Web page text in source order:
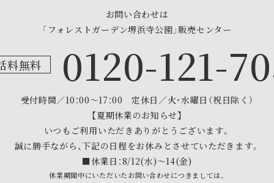
お問い合わせは
「フォレストガーデン堺浜寺公園」販売センター
料無料 0120-121-
受付時間／10：00～17：00
定休日／火・水曜日（祝日除く）
【夏期休業のお知らせ】
いつもご利用いただきありがとうございます。
誠に勝手ながら、下記の日程をお休みとさせていただきます。
■休業日：8/12(水)～14(金)
休業期間中にいただいたお問い合わせにつきましては、